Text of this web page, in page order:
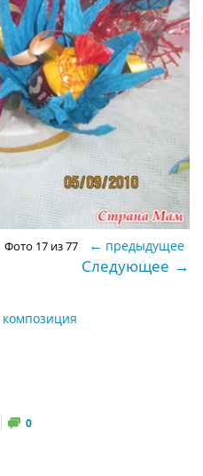
Фото 17 из 77 ← предыдущее
Следующее →
композиция
0